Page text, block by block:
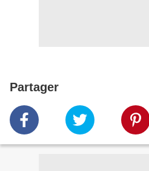
Partager